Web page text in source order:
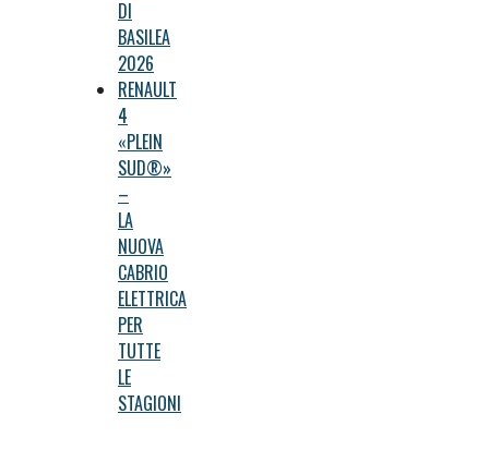
DI
BASILEA
2026
RENAULT
4
«PLEIN
SUD®»
–
LA
NUOVA
CABRIO
ELETTRICA
PER
TUTTE
LE
STAGIONI